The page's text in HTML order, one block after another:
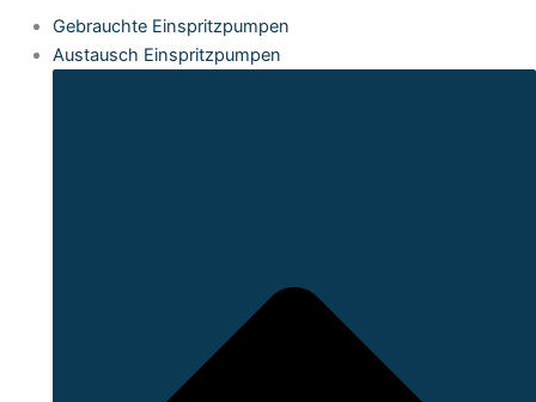
Gebrauchte Einspritzpumpen
Austausch Einspritzpumpen